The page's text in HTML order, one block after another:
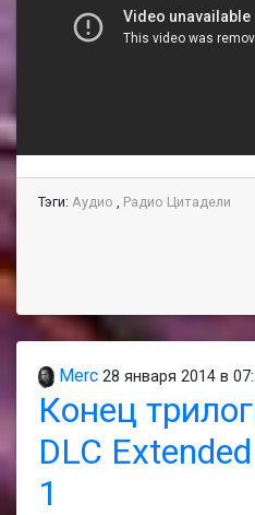
Тэги: Аудио Радио Цитадели
Merc 28 января 2014 в
Конец
DLC
1